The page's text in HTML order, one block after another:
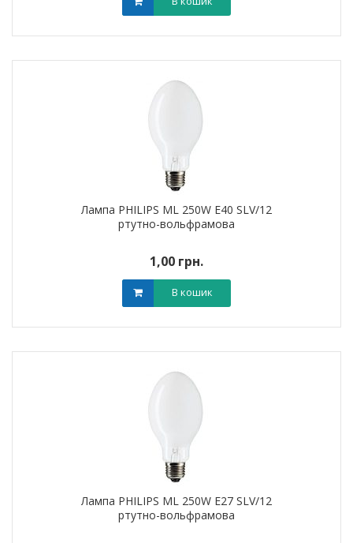
Лампа PHILIPS ML 250W E40 SLV/12
ртутно-вольфрамова
1,00 грн.
В кошик
Лампа PHILIPS ML 250W E27 SLV/12
ртутно-вольфрамова